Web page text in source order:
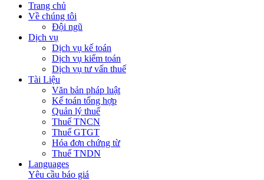
Trang chủ
Về chúng tôi
Đội ngũ
Dịch vụ
Dịch vụ kế toán
Dịch vụ kiểm toán
Dịch vụ tư vấn thuế
Tài Liệu
Văn bản pháp luật
Kế toán tổng hợp
Quản lý thuế
Thuế TNCN
Thuế GTGT
Hóa đơn chứng từ
Thuế TNDN
Languages
Yêu cầu báo giá